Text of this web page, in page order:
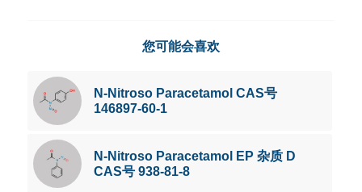
您可能会喜欢
N-Nitroso Paracetamol CAS号
146897-60-1
N-Nitroso Paracetamol EP 杂质 D
CAS号 938-81-8